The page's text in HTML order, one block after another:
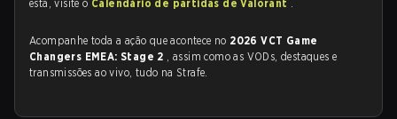
esta, visite o Calendário de partidas de Valorant .
Acompanhe toda a ação que acontece no 2026 VCT Game
Changers EMEA: Stage 2 , assim como as VODs, destaques e
transmissões ao vivo, tudo na Strafe.